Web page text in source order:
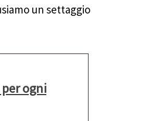
un settaggio
per ogni